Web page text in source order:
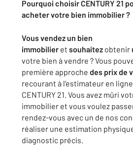
Pourquoi choisir CENTURY 21
acheter votre bien immobilier ?
Vous vendez un bien
immobilier et souhaitez obtenir
votre bien à vendre ? Vous
première approche des prix de
recourant à l’estimateur en
CENTURY 21. Vous avez mûri
immobilier et vous voulez
rendez-vous avec un de nos
réaliser une estimation
diagnostic précis.